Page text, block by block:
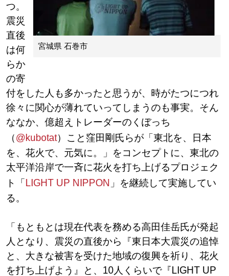
宮城県 石巻市
つ。
震災
直後
は何
らか
の寄
付をした人も多かったと思うが、時がたつにつれ
徐々に関心が薄れていってしまうのも事実。そん
ななか、億超えトレーダーのくぼっち
（@kubotat）こと窪田剛氏らが「東北を、日本
を、花火で、元気に。」をコンセプトに、東北の
太平洋沿岸で一斉に花火を打ち上げるプロジェク
ト「 LIGHT UP NIPPON 」を継続して実施してい
る。
「もともとは現在代表を務める高田佳岳氏が発起
人となり、震災の直後から『東日本大震災の追悼
と、大きな被害を受けた地域の復興を祈り、花火
を打ち上げよう』と、10人くらいで『LIGHT UP